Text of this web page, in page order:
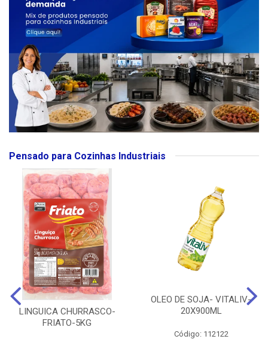
Pensado para Cozinhas Industriais
LINGUICA CHURRASCO-
FRIATO-5KG
OLEO DE SOJA- VITALIV-
20X900ML
Código: 112122